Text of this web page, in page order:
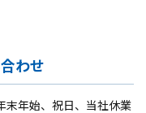
わせ
末年始、祝日、当社休業